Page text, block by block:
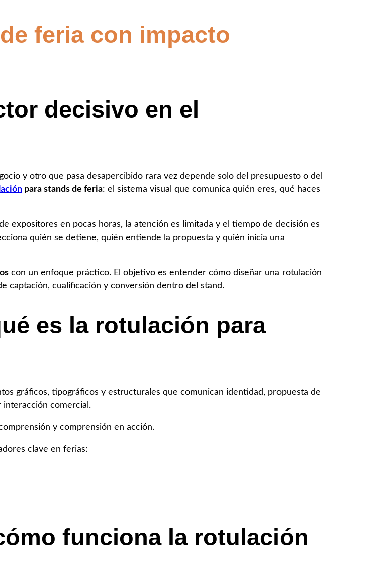
feria con impacto
decisivo en el
y otro que pasa desapercibido rara vez depende solo del presupuesto o del
para stands de feria: el sistema visual que comunica quién eres, qué haces
expositores en pocas horas, la atención es limitada y el tiempo de decisión es
quién se detiene, quién entiende la propuesta y quién inicia una
con un enfoque práctico. El objetivo es entender cómo diseñar una rotulación
captación, cualificación y conversión dentro del stand.
es la rotulación para
gráficos, tipográficos y estructurales que comunican identidad, propuesta de
comercial.
y comprensión en acción.
clave en ferias:
funciona la rotulación